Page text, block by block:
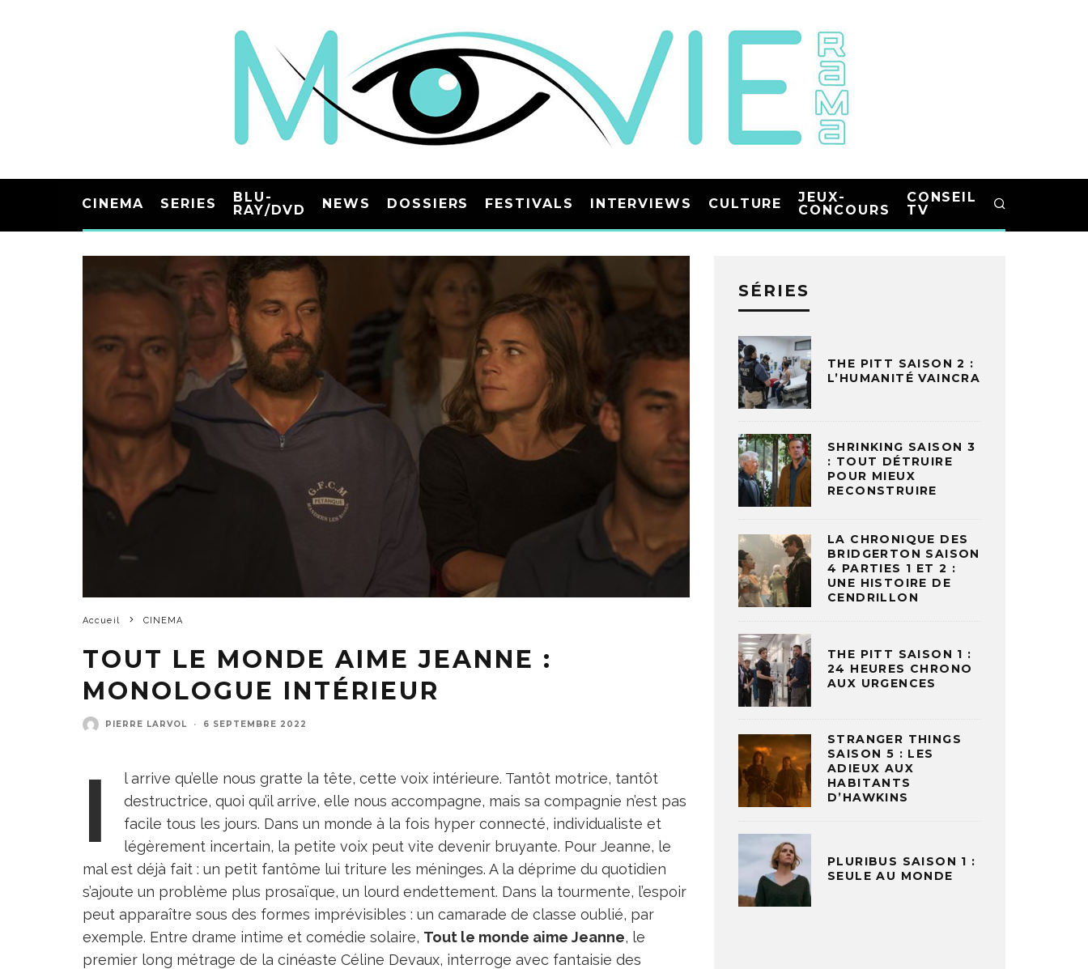
CINEMA SERIES
BLU-
RAY/DVD
NEWS DOSSIERS FESTIVALS INTERVIEWS CULTURE
JEUX-
CONCOURS
CONSEIL
TV
Accueil CINEMA
TOUT LE MONDE AIME JEANNE :
MONOLOGUE INTÉRIEUR
PIERRE LARVOL · 6 SEPTEMBRE 2022
I
l arrive qu’elle nous gratte la tête, cette voix intérieure. Tantôt motrice, tantôt
destructrice, quoi qu’il arrive, elle nous accompagne, mais sa compagnie n’est pas
facile tous les jours. Dans un monde à la fois hyper connecté, individualiste et
légèrement incertain, la petite voix peut vite devenir bruyante. Pour Jeanne, le
mal est déjà fait : un petit fantôme lui triture les méninges. A la déprime du quotidien
s’ajoute un problème plus prosaïque, un lourd endettement. Dans la tourmente, l’espoir
peut apparaître sous des formes imprévisibles : un camarade de classe oublié, par
exemple. Entre drame intime et comédie solaire, Tout le monde aime Jeanne, le
premier long métrage de la cinéaste Céline Devaux, interroge avec fantaisie des
SÉRIES
THE PITT SAISON 2 :
L’HUMANITÉ VAINCRA
SHRINKING SAISON 3
: TOUT DÉTRUIRE
POUR MIEUX
RECONSTRUIRE
LA CHRONIQUE DES
BRIDGERTON SAISON
4 PARTIES 1 ET 2 :
UNE HISTOIRE DE
CENDRILLON
THE PITT SAISON 1 :
24 HEURES CHRONO
AUX URGENCES
STRANGER THINGS
SAISON 5 : LES
ADIEUX AUX
HABITANTS
D’HAWKINS
PLURIBUS SAISON 1 :
SEULE AU MONDE